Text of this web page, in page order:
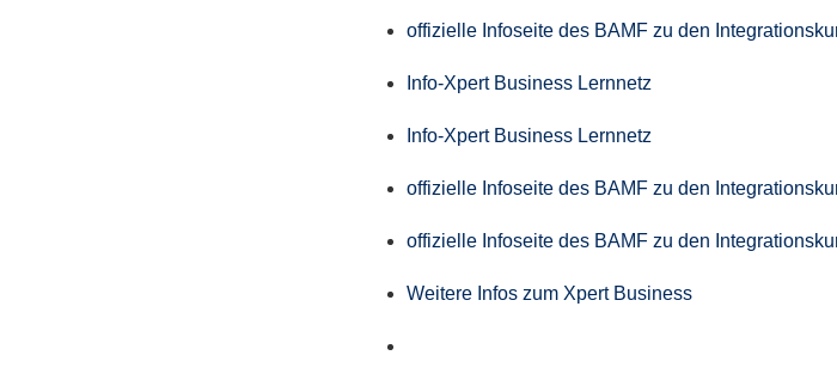
offizielle Infoseite des BAMF zu den
Info-Xpert Business Lernnetz
Info-Xpert Business Lernnetz
offizielle Infoseite des BAMF zu den
offizielle Infoseite des BAMF zu den
Weitere Infos zum Xpert Business